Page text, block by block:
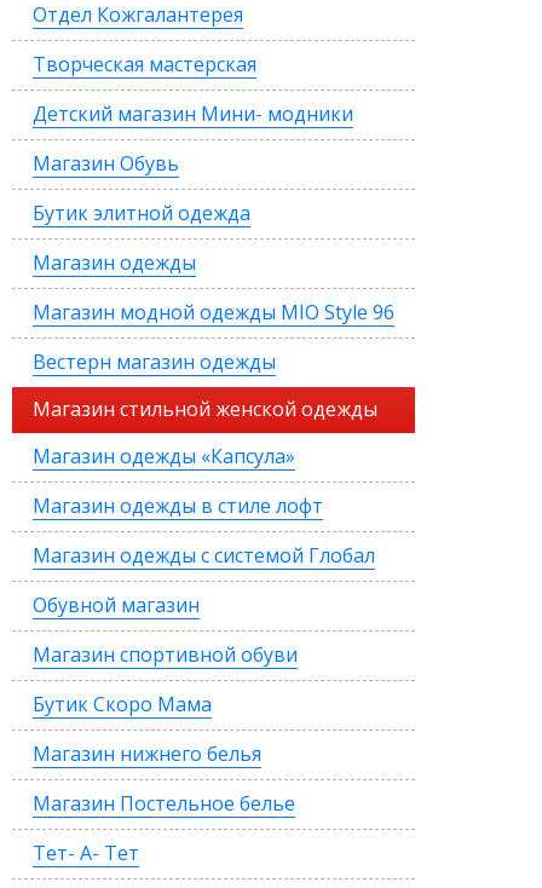
Отдел Кожгалантерея
Творческая мастерская
Детский магазин Мини- модники
Магазин Обувь
Бутик элитной одежда
Магазин одежды
Магазин модной одежды MIO Style 96
Вестерн магазин одежды
Магазин стильной женской одежды
Магазин одежды «Капсула»
Магазин одежды в стиле лофт
Магазин одежды с системой Глобал
Обувной магазин
Магазин спортивной обуви
Бутик Скоро Мама
Магазин нижнего белья
Магазин Постельное белье
Тет- А- Тет